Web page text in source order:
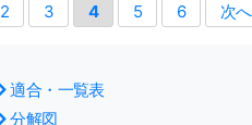
2 3 4 5 6 次へ
適合・一覧表
分解図